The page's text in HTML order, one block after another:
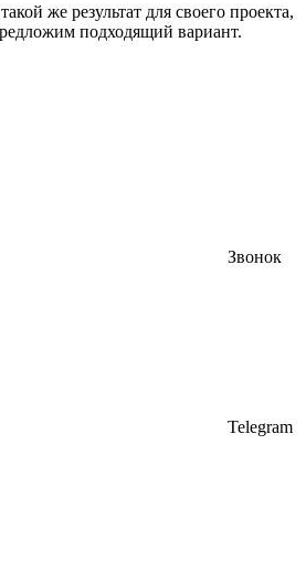
же результат для своего проекта,
подходящий вариант.
Звонок
Telegram